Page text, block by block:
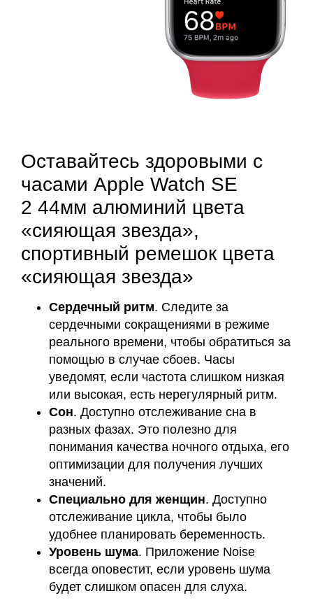
Оставайтесь здоровыми с
часами Apple Watch SE
2 44мм алюминий цвета
«сияющая звезда»,
спортивный ремешок цвета
«сияющая звезда»
Сердечный ритм. Следите за
сердечными сокращениями в режиме
реального времени, чтобы обратиться за
помощью в случае сбоев. Часы
уведомят, если частота слишком низкая
или высокая, есть нерегулярный ритм.
Сон. Доступно отслеживание сна в
разных фазах. Это полезно для
понимания качества ночного отдыха, его
оптимизации для получения лучших
значений.
Специально для женщин. Доступно
отслеживание цикла, чтобы было
удобнее планировать беременность.
Уровень шума. Приложение Noise
всегда оповестит, если уровень шума
будет слишком опасен для слуха.